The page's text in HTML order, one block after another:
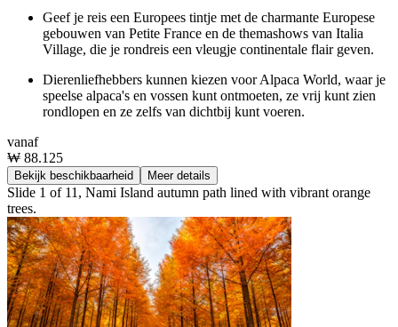
Geef je reis een Europees tintje met de charmante Europese
gebouwen van Petite France en de themashows van Italia
Village, die je rondreis een vleugje continentale flair geven.
Dierenliefhebbers kunnen kiezen voor Alpaca World, waar je
speelse alpaca's en vossen kunt ontmoeten, ze vrij kunt zien
rondlopen en ze zelfs van dichtbij kunt voeren.
vanaf
₩ 88.125
Bekijk beschikbaarheid Meer details
Slide 1 of 11, Nami Island autumn path lined with vibrant orange
trees.